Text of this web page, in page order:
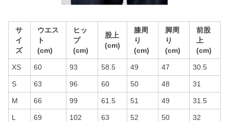
サ
イ
ズ
ウエス
ト
(cm)
ヒッ
プ
(cm)
股上
(cm)
膝周
り
(cm)
脚周
り
(cm)
前股
上
(cm)
XS 60 93 58.5 49 47 30.5
S 63 96 60 50 48 31
M 66 99 61.5 51 49 31.5
L 69 102 63 52 50 32